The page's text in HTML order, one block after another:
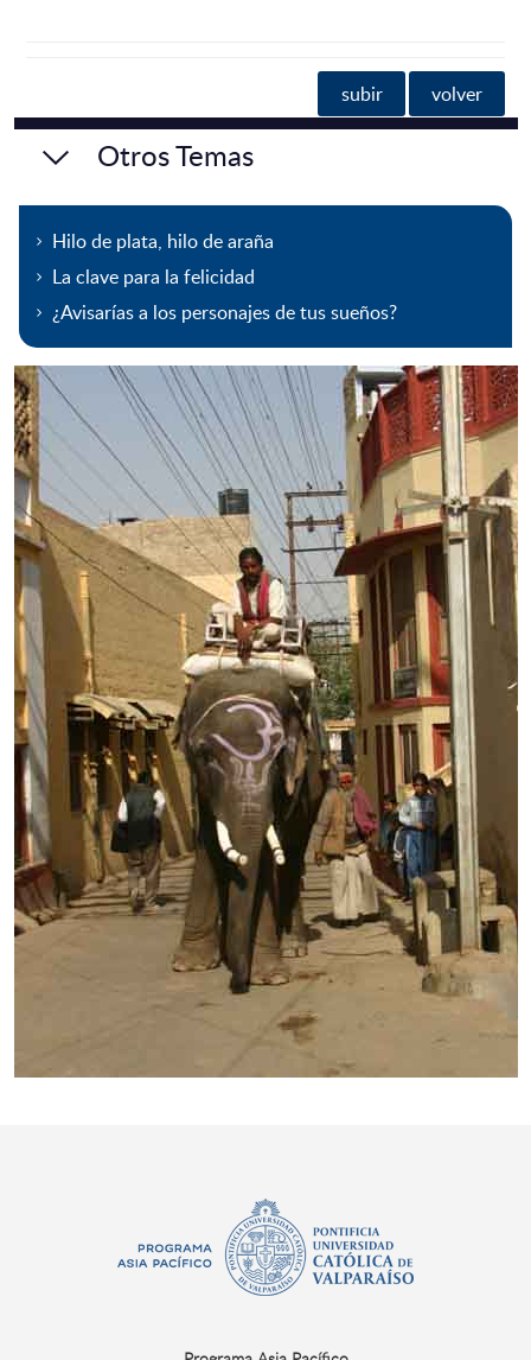
subir volver
Otros Temas
Hilo de plata, hilo de araña
La clave para la felicidad
¿Avisarías a los personajes de tus sueños?